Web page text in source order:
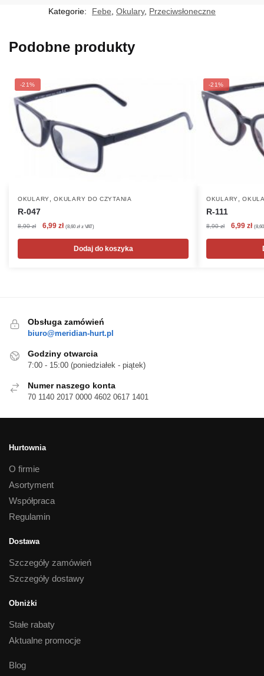
Kategorie: Febe Okulary, Przeciwsłoneczne
Podobne produkty
-21%
OKULARY ,OKULARY DO CZYTANIA
R-047
8,90zł
Pierwotna
8,90 zł.
6,99 złAktualna
wynosi:
6,99 zł.
(8,60 zł z VAT)
Dodaj do koszyka
-21%
OKULARY ,
R-111
8,90zł
Pierwotna
8,90 zł.
6,99 zł (
Obsługa zamówień
biuro@meridian-hurt.pl
Godziny otwarcia
7:00 - 15:00 (poniedziałek - piątek)
Numer naszego konta
70 1140 2017 0000 4602 0617 1401
Hurtownia
O firmie
Asortyment
Współpraca
Regulamin
Dostawa
Szczegóły zamówień
Szczegóły dostawy
Obniżki
Stałe rabaty
Aktualne promocje
Blog